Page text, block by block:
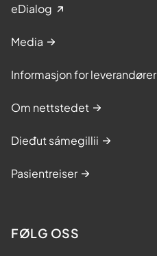
eDialog
Media
Informasjon for leverandører
Om nettstedet
Dieđut sámegillii
Pasientreiser
FØLG OSS